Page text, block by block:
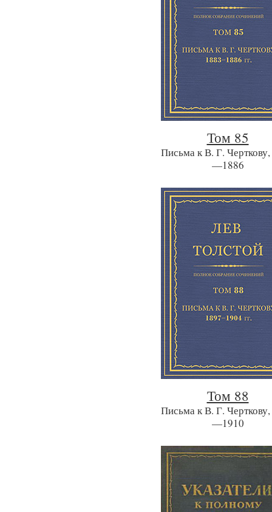
Том 85
Письма к В. Г.
—1886
Том 88
Письма к В. Г.
—1910